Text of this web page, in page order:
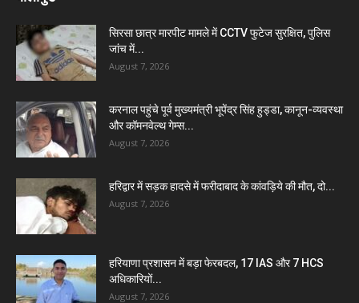
सिरसा छात्र मारपीट मामले में CCTV फुटेज सुरक्षित, पुलिस
जांच में...
August 7, 2026
करनाल पहुंचे पूर्व मुख्यमंत्री भूपेंद्र सिंह हुड्डा, कानून-व्यवस्था
और कॉमनवेल्थ गेम्स...
August 7, 2026
हरिद्वार में सड़क हादसे में फरीदाबाद के कांवड़िये की मौत, दो...
August 7, 2026
हरियाणा प्रशासन में बड़ा फेरबदल, 17 IAS और 7 HCS
अधिकारियों...
August 7, 2026